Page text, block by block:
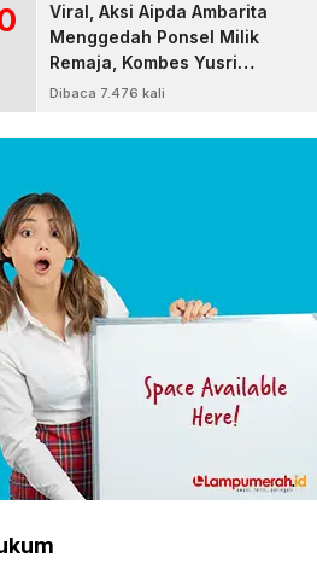
Viral, Aksi Aipda Ambarita
Menggedah Ponsel Milik
Remaja, Kombes Yusri
Bereaksi
Dibaca 7.476 kali